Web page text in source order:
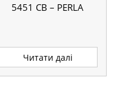
5451 CB – PERLA
Читати далі